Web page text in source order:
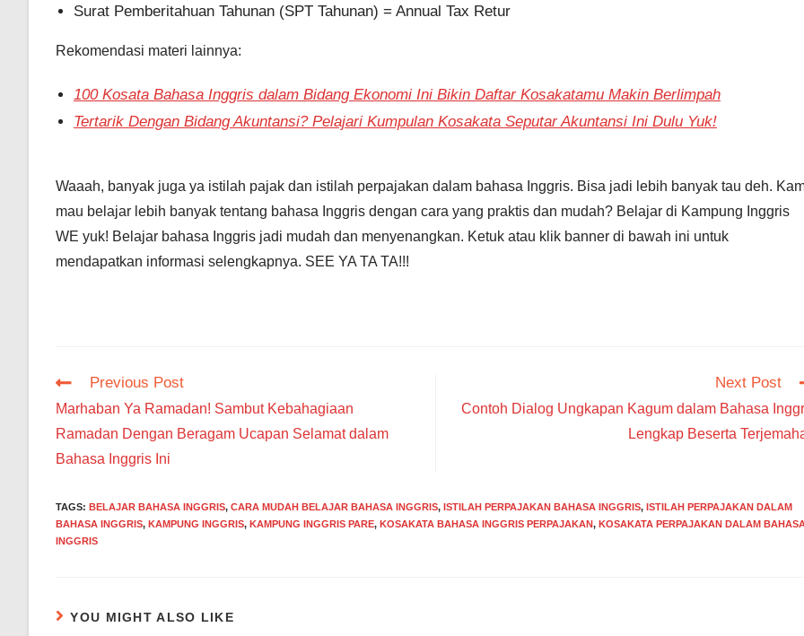
Surat Pemberitahuan Tahunan (SPT Tahunan) = Annual Tax Retur
Rekomendasi materi lainnya:
100 Kosata Bahasa Inggris dalam Bidang Ekonomi Ini Bikin Daftar Kosakatamu Makin Berlimpah
Tertarik Dengan Bidang Akuntansi? Pelajari Kumpulan Kosakata Seputar Akuntansi Ini Dulu Yuk!
Waaah, banyak juga ya istilah pajak dan istilah perpajakan dalam bahasa Inggris. Bisa jadi lebih banyak tau deh.
mau belajar lebih banyak tentang bahasa Inggris dengan cara yang praktis dan mudah? Belajar di Kampung Inggris
WE yuk! Belajar bahasa Inggris jadi mudah dan menyenangkan. Ketuk atau klik banner di bawah ini untuk
mendapatkan informasi selengkapnya. SEE YA TA TA!!!
Read
articles
Previous Post
Marhaban Ya Ramadan! Sambut Kebahagiaan
Ramadan Dengan Beragam Ucapan Selamat dalam
Bahasa Inggris Ini
Next Post
Contoh Dialog Ungkapan Kagum dalam Bahasa
Lengkap Beserta
TAGS: BELAJAR BAHASA INGGRIS, CARA MUDAH BELAJAR BAHASA INGGRIS, ISTILAH PERPAJAKAN BAHASA INGGRIS, ISTILAH PERPAJAKAN DALAM
BAHASA INGGRIS, KAMPUNG INGGRIS, KAMPUNG INGGRIS PARE, KOSAKATA BAHASA INGGRIS PERPAJAKAN, KOSAKATA PERPAJAKAN DALAM
INGGRIS
YOU MIGHT ALSO LIKE